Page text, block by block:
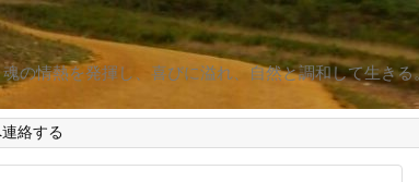
の情熱を発揮し、喜びに溢れ、自然と調和して生き
絡する